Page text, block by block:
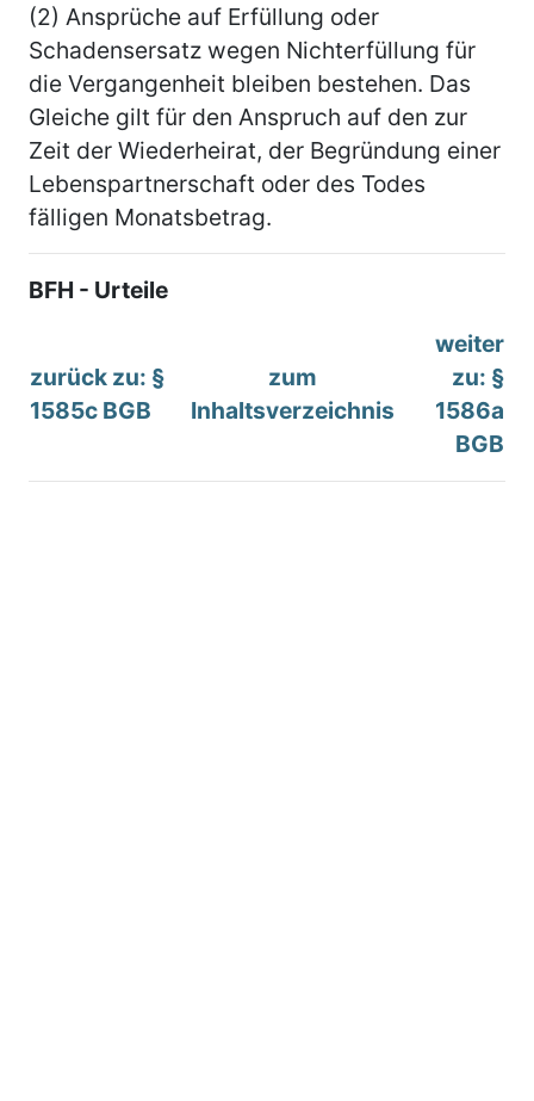
(2) Ansprüche auf Erfüllung oder
Schadensersatz wegen Nichterfüllung für
die Vergangenheit bleiben bestehen. Das
Gleiche gilt für den Anspruch auf den zur
Zeit der Wiederheirat, der Begründung einer
Lebenspartnerschaft oder des Todes
fälligen Monatsbetrag.
BFH - Urteile
zurück zu: §
1585c BGB
zum
Inhaltsverzeichnis
weiter
zu: §
1586a
BGB